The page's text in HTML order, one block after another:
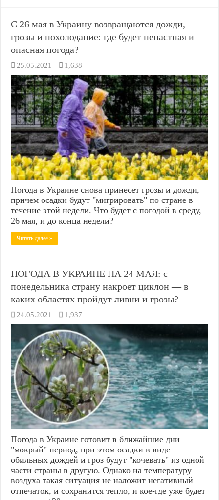
С 26 мая в Украину возвращаются дожди,
грозы и похолодание: где будет ненастная и
опасная погода?
25.05.2021 1,638
Погода в Украине снова принесет грозы и дожди,
причем осадки будут "мигрировать" по стране в
течение этой недели. Что будет с погодой в среду,
26 мая, и до конца недели?
Читать далее »
ПОГОДА В УКРАИНЕ НА 24 МАЯ: с
понедельника страну накроет циклон — в
каких областях пройдут ливни и грозы?
24.05.2021 1,937
Погода в Украине готовит в ближайшие дни
"мокрый" период, при этом осадки в виде
обильных дождей и гроз будут "кочевать" из одной
части страны в другую. Однако на температуру
воздуха такая ситуация не наложит негативный
отпечаток, и сохранится тепло, и кое-где уже будет